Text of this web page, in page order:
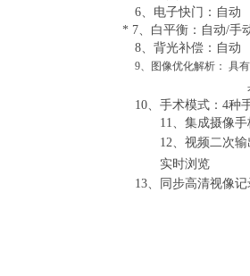
6、电子快门：自动
* 7、白平衡：自动/手
8、背光补偿：自动
9、图像优化解析： 具
10、手术模式：4种
11、集成摄像
12、视频二次
实时浏览
13、同步高清视像